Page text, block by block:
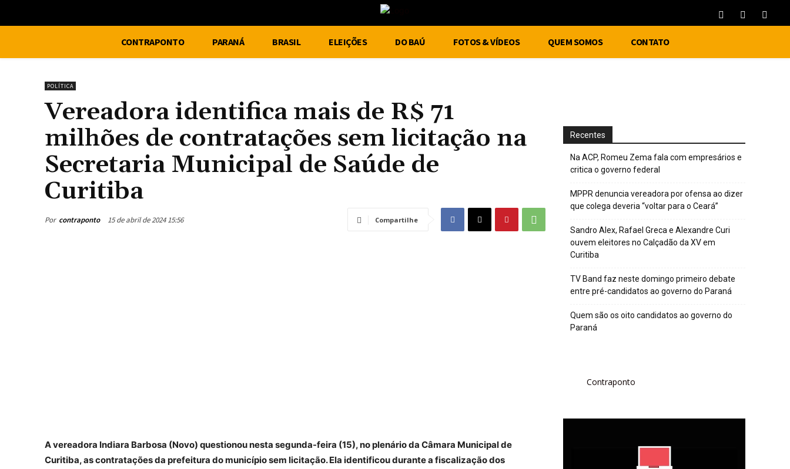
CONTRAPONTO PARANÁ BRASIL ELEIÇÕES DO BAÚ FOTOS & VÍDEOS QUEM SOMOS CONTATO
POLÍTICA
Vereadora identifica mais de R$ 71
milhões de contratações sem licitação na
Secretaria Municipal de Saúde de
Curitiba
Por contraponto 15 de abril de 2024 15:56 Compartilhe
A vereadora Indiara Barbosa (Novo) questionou nesta segunda-feira (15), no plenário da Câmara Municipal de
Curitiba, as contratações da prefeitura do município sem licitação. Ela identificou durante a fiscalização dos
Recentes
Na ACP, Romeu Zema fala com empresários e
critica o governo federal
MPPR denuncia vereadora por ofensa ao dizer
que colega deveria “voltar para o Ceará”
Sandro Alex, Rafael Greca e Alexandre Curi
ouvem eleitores no Calçadão da XV em
Curitiba
TV Band faz neste domingo primeiro debate
entre pré-candidatos ao governo do Paraná
Quem são os oito candidatos ao governo do
Paraná
Contraponto